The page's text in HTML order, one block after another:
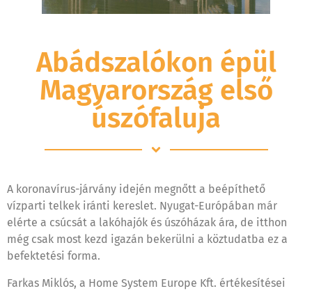
Abádszalókon épül
Magyarország első
úszófaluja
A koronavírus-járvány idején megnőtt a beépíthető
vízparti telkek iránti kereslet. Nyugat-Európában már
elérte a csúcsát a lakóhajók és úszóházak ára, de itthon
még csak most kezd igazán bekerülni a köztudatba ez a
befektetési forma.
Farkas Miklós, a Home System Europe Kft. értékesítései